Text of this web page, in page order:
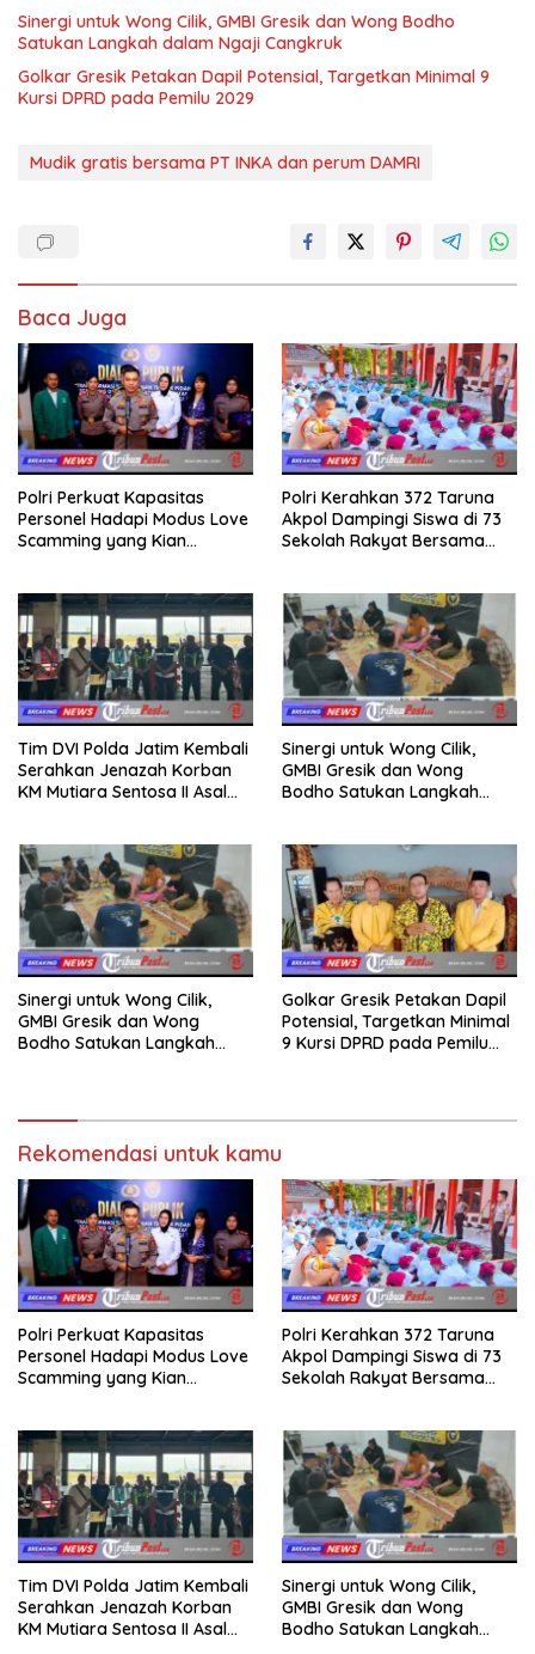
Sinergi untuk Wong Cilik, GMBI Gresik dan Wong Bodho
Satukan Langkah dalam Ngaji Cangkruk
Golkar Gresik Petakan Dapil Potensial, Targetkan Minimal 9
Kursi DPRD pada Pemilu 2029
Mudik gratis bersama PT INKA dan perum DAMRI
Baca Juga
Polri Perkuat Kapasitas
Personel Hadapi Modus Love
Scamming yang Kian
Polri Kerahkan 372 Taruna
Akpol Dampingi Siswa di 73
Sekolah Rakyat Bersama
Tim DVI Polda Jatim Kembali
Serahkan Jenazah Korban
KM Mutiara Sentosa II Asal
Sinergi untuk Wong Cilik,
GMBI Gresik dan Wong
Bodho Satukan Langkah
Sinergi untuk Wong Cilik,
GMBI Gresik dan Wong
Bodho Satukan Langkah
Golkar Gresik Petakan Dapil
Potensial, Targetkan Minimal
9 Kursi DPRD pada Pemilu
Rekomendasi untuk kamu
Polri Perkuat Kapasitas
Personel Hadapi Modus Love
Scamming yang Kian
Polri Kerahkan 372 Taruna
Akpol Dampingi Siswa di 73
Sekolah Rakyat Bersama
Tim DVI Polda Jatim Kembali
Serahkan Jenazah Korban
KM Mutiara Sentosa II Asal
Sinergi untuk Wong Cilik,
GMBI Gresik dan Wong
Bodho Satukan Langkah